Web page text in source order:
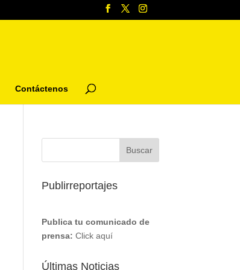
Contáctenos
Publirreportajes
Publica tu comunicado de
prensa: Click aquí
Últimas Noticias